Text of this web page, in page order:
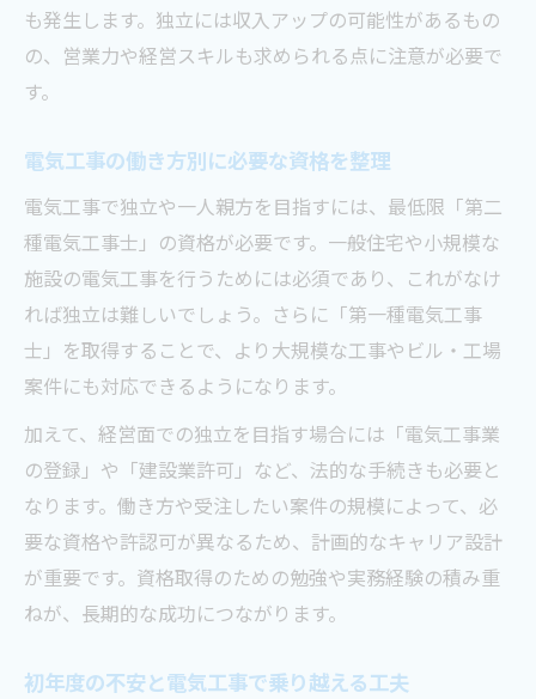
も発生します。独立には収入アップの可能性があるもの
の、営業力や経営スキルも求められる点に注意が必要で
す。
電気工事の働き方別に必要な資格を整理
電気工事で独立や一人親方を目指すには、最低限「第二
種電気工事士」の資格が必要です。一般住宅や小規模な
施設の電気工事を行うためには必須であり、これがなけ
れば独立は難しいでしょう。さらに「第一種電気工事
士」を取得することで、より大規模な工事やビル・工場
案件にも対応できるようになります。
加えて、経営面での独立を目指す場合には「電気工事業
の登録」や「建設業許可」など、法的な手続きも必要と
なります。働き方や受注したい案件の規模によって、必
要な資格や許認可が異なるため、計画的なキャリア設計
が重要です。資格取得のための勉強や実務経験の積み重
ねが、長期的な成功につながります。
初年度の不安と電気工事で乗り越える工夫